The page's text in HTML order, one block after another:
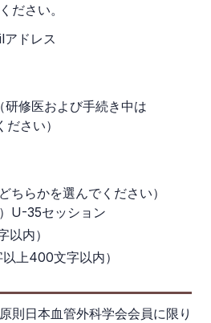
ださい。
ドレス
修医および手続き中は
さい）
ちらかを選んでください）
35セッション
内）
上400文字以内）
則日本血管外科学会会員に限り